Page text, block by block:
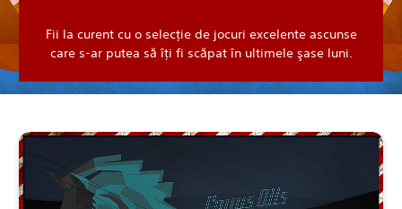
Fii la curent cu o selecţie de jocuri excelente ascunse
care s-ar putea să îţi fi scăpat în ultimele şase luni.